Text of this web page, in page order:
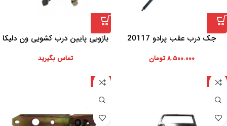
جک درب عقب پرادو 20117
۸.۵۰۰.۰۰۰ تومان
بازویی پایین درب کشویی ون دلیکا
تماس بگیرید
چین چین